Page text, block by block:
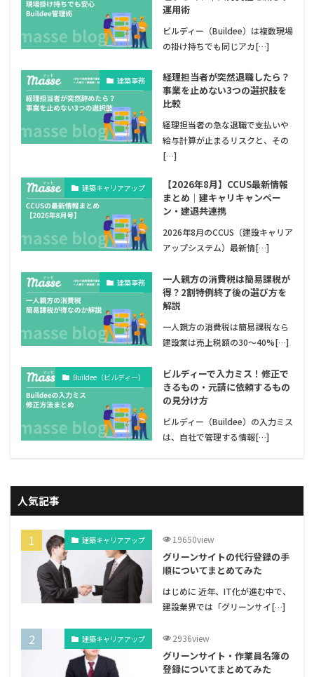
運用術
ビルディー（Buildee）は複数現場
の掛け持ちでも同じアカ[…]
建築事務
経理担当者が突然退職したら？
事業を止めない3つの選択肢を
比較
経理担当者の急な退職で支払いや
給与計算が止まるリスクと、その
[…]
建築キャリアアップ
【2026年8月】CCUS最新情報
まとめ｜建キャリキャンペー
ン・建退共連携
2026年8月のCCUS（建設キャリア
アップシステム）最新情[…]
建築事務
一人親方の消費税は簡易課税が
得？2割特例終了後の選び方を
解説
一人親方の消費税は簡易課税なら
建設業は売上税額の30〜40%[…]
Buildee（ビルディー）
ビルディーで入力ミス！修正で
きるもの・元請に依頼するもの
の見分け方
ビルディー（Buildee）の入力ミス
は、自社で管理する情報[…]
人気記事
建築キャリアアップ 19650view
グリーンサイトの代行登録の手
順についてまとめてみた
はじめに 近年、IT化が進む中で、
建設業界では「グリーンサイ[…]
建築キャリアアップ 2936view
グリーンサイト・作業員名簿の
登録についてまとめてみた